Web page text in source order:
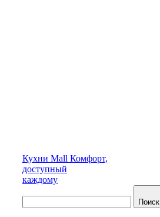
Кухни Mall Комфорт,
доступный
каждому
Поиск